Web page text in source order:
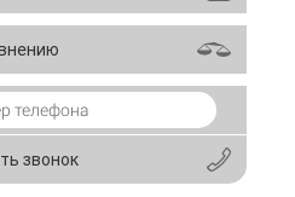
звонок